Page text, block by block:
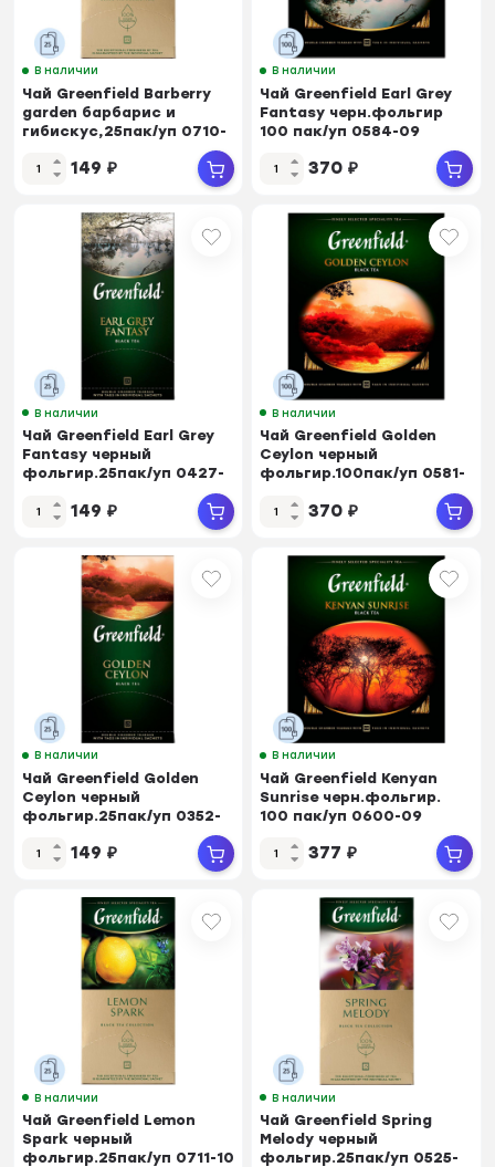
В наличии
Чай Greenfield Barberry
garden барбарис и
гибискус,25пак/уп 0710-
149 ₽
В наличии
Чай Greenfield Earl Grey
Fantasy черн.фольгир
100 пак/уп 0584-09
370 ₽
В наличии
Чай Greenfield Earl Grey
Fantasy черный
фольгир.25пак/уп 0427-
149 ₽
В наличии
Чай Greenfield Golden
Ceylon черный
фольгир.100пак/уп 0581-
370 ₽
В наличии
Чай Greenfield Golden
Ceylon черный
фольгир.25пак/уп 0352-
149 ₽
В наличии
Чай Greenfield Kenyan
Sunrise черн.фольгир.
100 пак/уп 0600-09
377 ₽
В наличии
Чай Greenfield Lemon
Spark черный
фольгир.25пак/уп 0711-10
В наличии
Чай Greenfield Spring
Melody черный
фольгир.25пак/уп 0525-